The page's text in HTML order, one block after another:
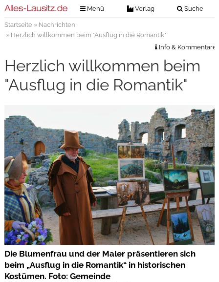
Menü Verlag Suche
Verlag
Kontakt
Impressum
Veranstaltungstickets
Anzeigenannahme
Digitale Ausgaben
Startseite» Nachrichten
» Herzlich willkommen beim "Ausflug in die Romantik"
Info & Kommentare
Herzlich willkommen beim
"Ausflug in die Romantik"
Die Blumenfrau und der Maler präsentieren sich
beim „Ausflug in die Romantik“ in historischen
Kostümen. Foto: Gemeinde